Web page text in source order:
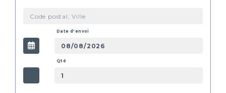
Date d'envoi
Qté